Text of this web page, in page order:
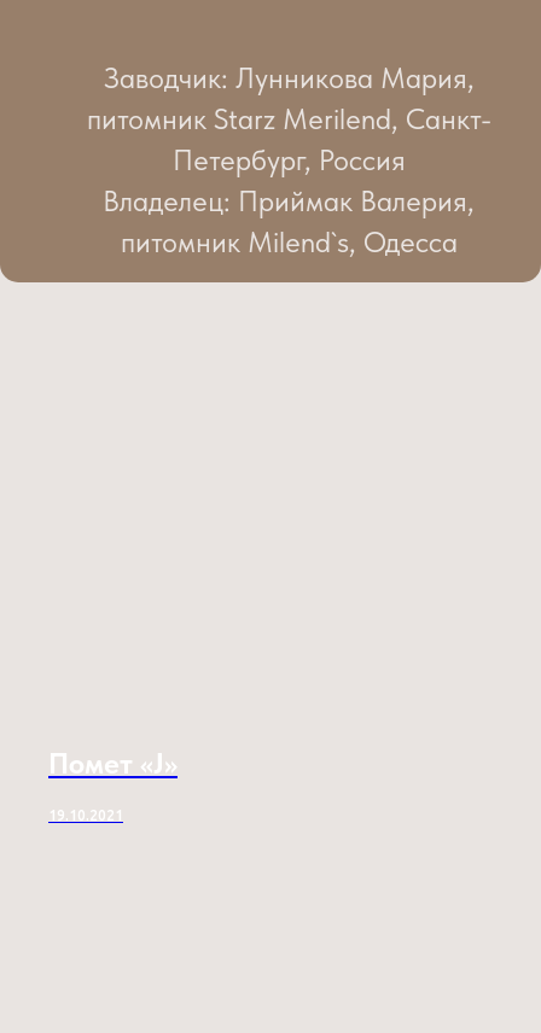
Заводчик: Лунникова Мария,
питомник Starz Merilend, Санкт-
Петербург, Россия
Владелец: Приймак Валерия,
питомник Milend`s, Одесса
Помет «J»
19.10.2021